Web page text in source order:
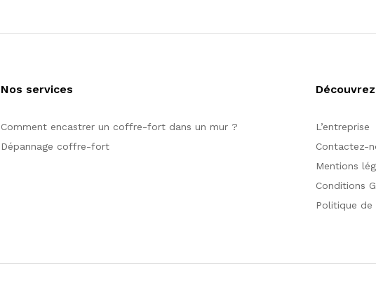
Nos services
Comment encastrer un coffre-fort dans un mur ?
Dépannage coffre-fort
L’entreprise
Contactez-
Mentions
Conditions
Politique